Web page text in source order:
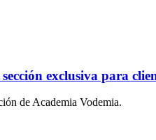
exclusiva para
de Academia Vodemia.